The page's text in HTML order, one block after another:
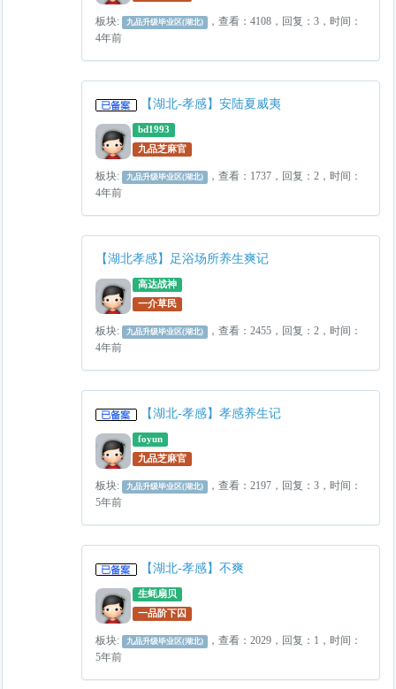
板块: 九品升级毕业区(湖北)
，查看：4108，回复：3，时间：
4年前
【湖北-孝感】安陆夏威夷
bd1993
九品芝麻官
板块: 九品升级毕业区(湖北)
，查看：1737，回复：2，时间：
4年前
【湖北孝感】足浴场所养生爽记
高达战神
一介草民
板块: 九品升级毕业区(湖北)
，查看：2455，回复：2，时间：
4年前
【湖北-孝感】孝感养生记
foyun
九品芝麻官
板块: 九品升级毕业区(湖北)
，查看：2197，回复：3，时间：
5年前
【湖北-孝感】不爽
生蚝扇贝
一品阶下囚
板块: 九品升级毕业区(湖北)
，查看：2029，回复：1，时间：
5年前